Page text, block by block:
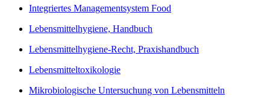
Integriertes Managementsystem Food
Lebensmittelhygiene, Handbuch
Lebensmittelhygiene-Recht, Praxishandbuch
Lebensmitteltoxikologie
Mikrobiologische Untersuchung von Lebensmitteln